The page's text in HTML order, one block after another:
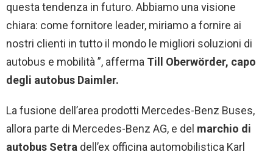
questa tendenza in futuro. Abbiamo una visione
chiara: come fornitore leader, miriamo a fornire ai
nostri clienti in tutto il mondo le migliori soluzioni di
autobus e mobilità ”, afferma Till Oberwörder, capo
degli autobus Daimler.
La fusione dell’area prodotti Mercedes-Benz Buses,
allora parte di Mercedes-Benz AG, e del marchio di
autobus Setra dell’ex officina automobilistica Karl